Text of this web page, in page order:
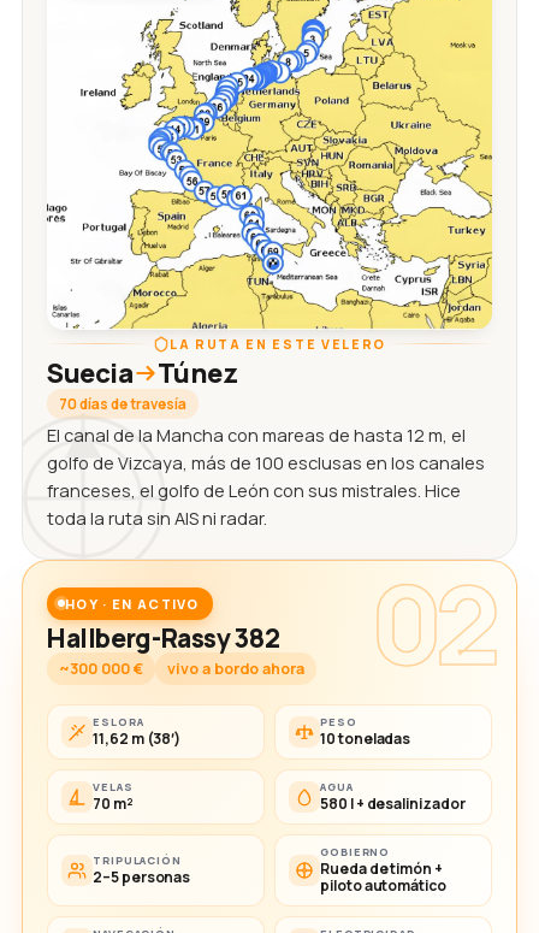
LA RUTA EN ESTE VELERO
Suecia Túnez
70 días de travesía
El canal de la Mancha con mareas de hasta 12 m, el
golfo de Vizcaya, más de 100 esclusas en los canales
franceses, el golfo de León con sus mistrales. Hice
toda la ruta sin AIS ni radar.
02
HOY · EN ACTIVO
Hallberg-Rassy 382
~300 000 € vivo a bordo ahora
ESLORA
11,62 m (38′)
PESO
10 toneladas
VELAS
70 m²
AGUA
580 l + desalinizador
TRIPULACIÓN
2–5 personas
GOBIERNO
Rueda de timón +
piloto automático